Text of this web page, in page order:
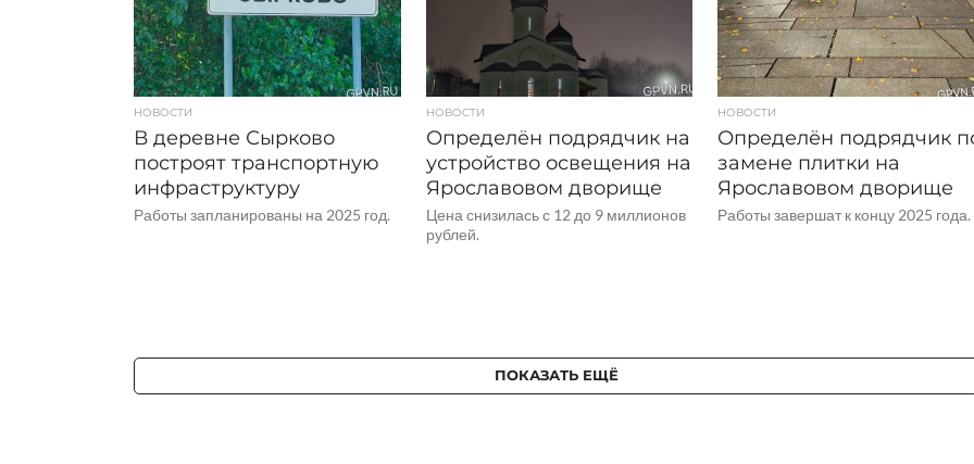
НОВОСТИ
В деревне Сырково
построят транспортную
инфраструктуру
Работы запланированы на 2025 год.
НОВОСТИ
Определён подрядчик на
устройство освещения на
Ярославовом дворище
Цена снизилась с 12 до 9 миллионов
рублей.
НОВОСТИ
Определён подрядчик
замене плитки на
Ярославовом дворище
Работы завершат к концу 2025 года.
ПОКАЗАТЬ ЕЩЁ